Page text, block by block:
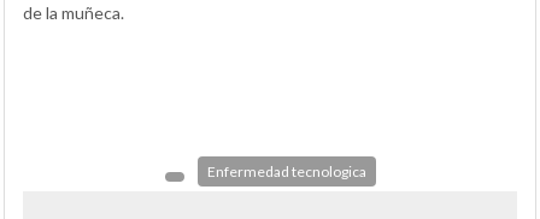
de la muñeca.
Enfermedad tecnologica